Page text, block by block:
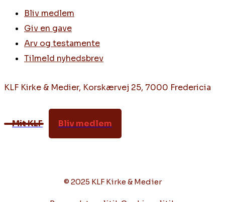
Bliv medlem
Giv en gave
Arv og testamente
Tilmeld nyhedsbrev
KLF Kirke & Medier, Korskærvej 25, 7000 Fredericia
Mit KLF Bliv medlem
© 2025 KLF Kirke & Medier